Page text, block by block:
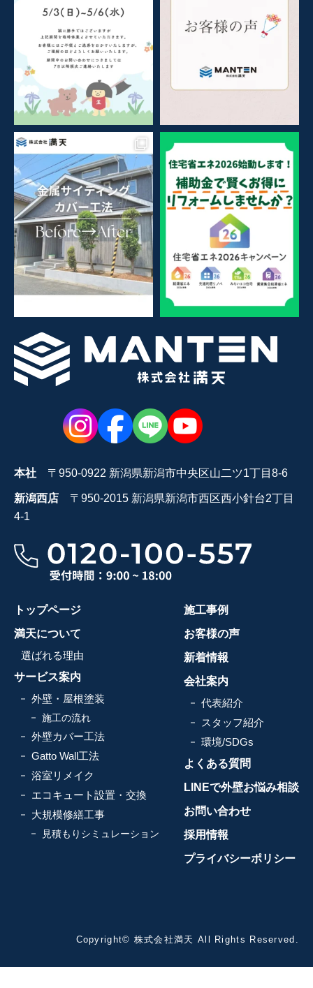
本社 〒950-0922 新潟県新潟市中央区山二ツ1丁目8-6
新潟西店 〒950-2015 新潟県新潟市西区西小針台2丁目
4-1
トップページ
満天について
選ばれる理由
サービス案内
外壁・屋根塗装
施工の流れ
外壁カバー工法
Gatto Wall工法
浴室リメイク
エコキュート設置・交換
大規模修繕工事
見積もりシミュレーション
施工事例
お客様の声
新着情報
会社案内
代表紹介
スタッフ紹介
環境/SDGs
よくある質問
LINEで外壁お悩み相談
お問い合わせ
採用情報
プライバシーポリシー
Copyright© 株式会社満天 All Rights Reserved.